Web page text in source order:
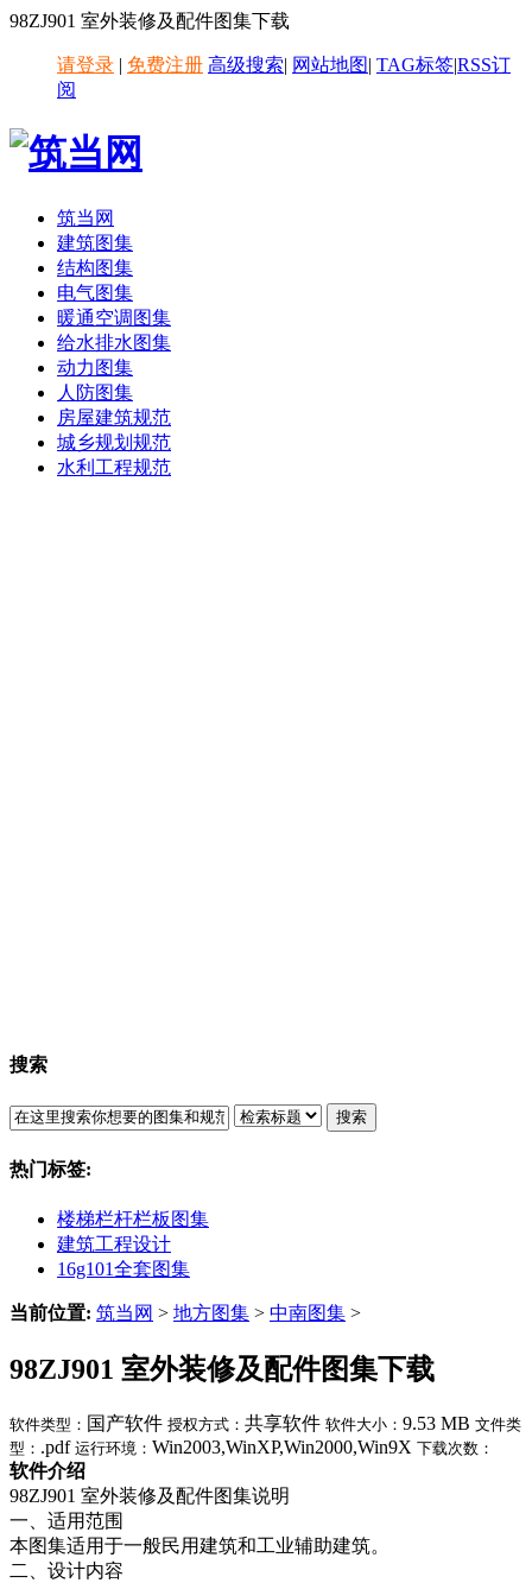
98ZJ901 室外装修及配件图集下载
请登录 | 免费注册 高级搜索| 网站地图| TAG标签|RSS订
阅
筑当网
建筑图集
结构图集
电气图集
暖通空调图集
给水排水图集
动力图集
人防图集
房屋建筑规范
城乡规划规范
水利工程规范
搜索
搜索
热门标签:
楼梯栏杆栏板图集
建筑工程设计
16g101全套图集
当前位置: 筑当网 > 地方图集 > 中南图集 >
98ZJ901 室外装修及配件图集下载
软件类型： 国产软件 授权方式： 共享软件 软件大小： 9.53 MB 文件类
型： .pdf 运行环境： Win2003,WinXP,Win2000,Win9X 下载次数：
软件介绍
98ZJ901 室外装修及配件图集说明
一、适用范围
本图集适用于一般民用建筑和工业辅助建筑。
二、设计内容